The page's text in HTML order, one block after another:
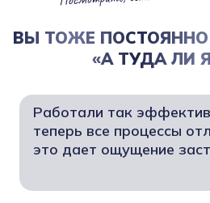
ВЫ ТОЖЕ ПОСТОЯННО
«А ТУДА ЛИ
Работали так
теперь все процессы
это дает ощущение